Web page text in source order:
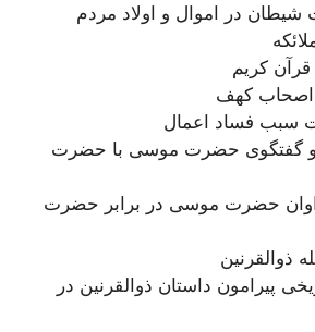
شیطان در اموال و اولاد مردم
کریم
اصحاب کهف
سبب فساد اعمال
و گفتگوی حضرت موسی با حضرت
حضرت موسی در برابر حضرت
ذوالقرنین
پیرامون داستان ذوالقرنین در